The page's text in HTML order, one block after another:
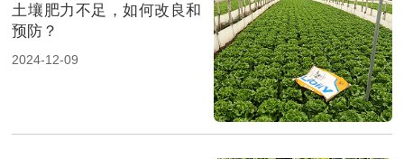
土壤肥力不足，如何改良和
预防？
2024-12-09